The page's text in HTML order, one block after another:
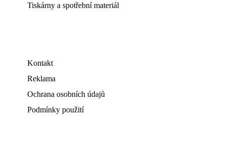
Tiskárny a spotřební materiál
Kontakt
Reklama
Ochrana osobních údajů
Podmínky použití